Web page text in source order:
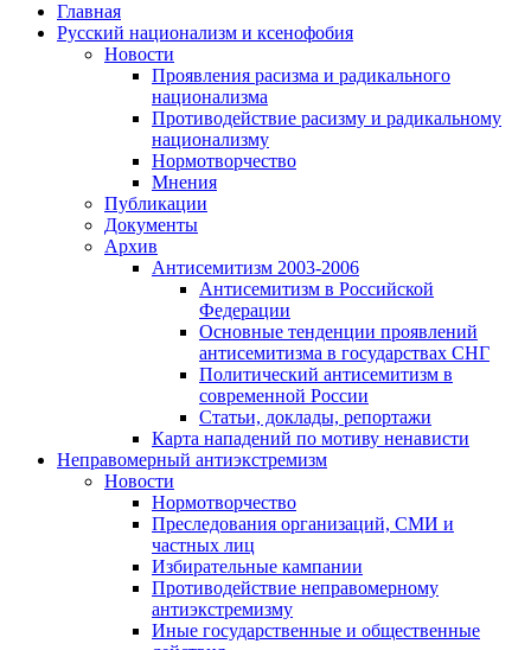
Главная
Русский национализм и ксенофобия
Новости
Проявления расизма и радикального
национализма
Противодействие расизму и радикальному
национализму
Нормотворчество
Мнения
Публикации
Документы
Архив
Антисемитизм 2003-2006
Антисемитизм в Российской
Федерации
Основные тенденции проявлений
антисемитизма в государствах СНГ
Политический антисемитизм в
современной России
Статьи, доклады, репортажи
Карта нападений по мотиву ненависти
Неправомерный антиэкстремизм
Новости
Нормотворчество
Преследования организаций, СМИ и
частных лиц
Избирательные кампании
Противодействие неправомерному
антиэкстремизму
Иные государственные и общественные